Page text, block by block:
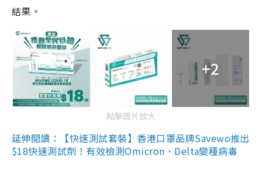
結果。
+2
點擊圖片放大
延伸閱讀：【快速測試套裝】香港口罩品牌Savewo推出
$18快速測試劑！有效檢測Omicron、Delta變種病毒